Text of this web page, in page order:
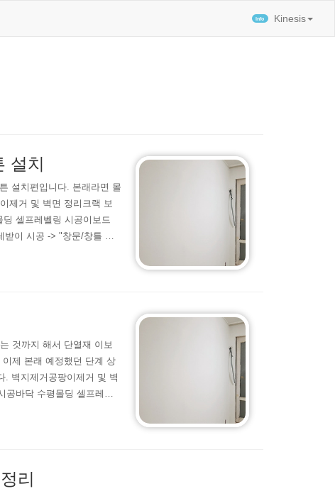
Kinesis
설치
설치편입니다. 본래라면 몰
제거 및 벽면 정리크랙 보
셀프레벨링 시공이보드
받이 시공 -> "창문/창틀 보
이보드를 설치하고 났을
것까지 해서 단열재 이보
제 본래 예정했던 단계 상
. 벽지제거공팡이제거 및 벽
공바닥 수평몰딩 셀프레벨
)몰딩 및 걸레받이 시공 ->
리
티스토리툴바